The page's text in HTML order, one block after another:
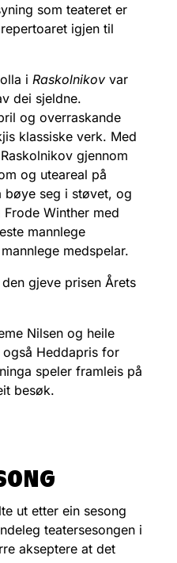
som teateret er
igjen til
i Raskolnikov var
dei sjeldne.
og overraskande
klassiske verk. Med
gjennom
og uteareal på
bøye seg i støvet, og
Winther med
mannlege
medspelar.
gjeve prisen Årets
Nilsen og heile
Heddapris for
speler framleis på
besøk.
ut etter ein sesong
teatersesongen i
akseptere at det